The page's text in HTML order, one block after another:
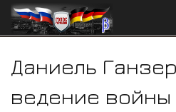
Даниель
ведение войны